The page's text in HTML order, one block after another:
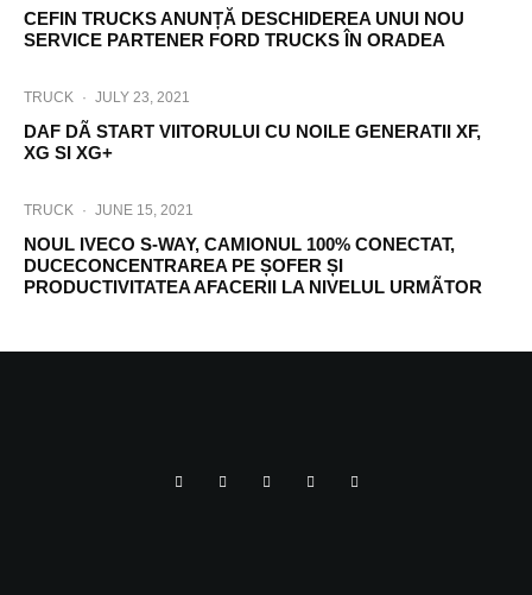
CEFIN TRUCKS ANUNȚĂ DESCHIDEREA UNUI NOU
SERVICE PARTENER FORD TRUCKS ÎN ORADEA
TRUCK · JULY 23, 2021
DAF DÃ START VIITORULUI CU NOILE GENERATII XF,
XG SI XG+
TRUCK · JUNE 15, 2021
NOUL IVECO S-WAY, CAMIONUL 100% CONECTAT,
DUCECONCENTRAREA PE ȘOFER ȘI
PRODUCTIVITATEA AFACERII LA NIVELUL URMÃTOR